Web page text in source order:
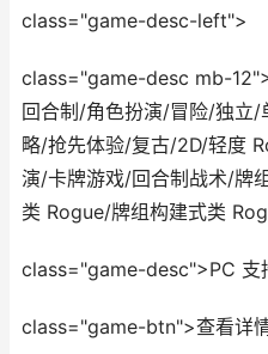
class="game-desc-left">
class="game-desc mb-
回合制/角色扮演/冒险/独立
略/抢先体验/复古/2D/轻度
演/卡牌游戏/回合制战术/牌
类 Rogue/牌组构建式类
class="game-desc">PC 支
class="game-btn">查看详